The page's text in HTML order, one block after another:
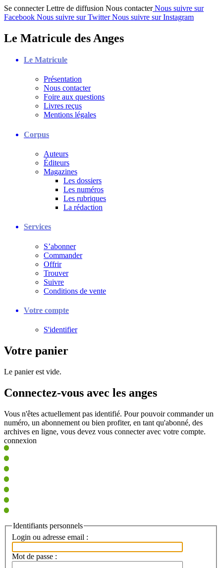
Se connecter Lettre de diffusion Nous contacter Nous suivre sur
Facebook Nous suivre sur Twitter Nous suivre sur Instagram
Le Matricule des Anges
Le Matricule
Présentation
Nous contacter
Foire aux questions
Livres reçus
Mentions légales
Corpus
Auteurs
Éditeurs
Magazines
Les dossiers
Les numéros
Les rubriques
La rédaction
Services
S’abonner
Commander
Offrir
Trouver
Suivre
Conditions de vente
Votre compte
S'identifier
Votre panier
Le panier est vide.
Connectez-vous avec les anges
Vous n'êtes actuellement pas identifié. Pour pouvoir commander un
numéro, un abonnement ou bien profiter, en tant qu'abonné, des
archives en ligne, vous devez vous connecter avec votre compte.
connexion
Identifiants personnels
Login ou adresse email :
Mot de passe :